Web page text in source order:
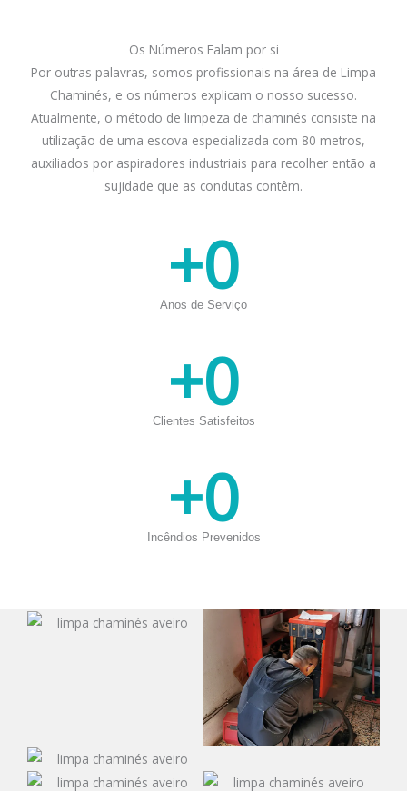
Os Números Falam por si
Por outras palavras, somos profissionais na área de Limpa
Chaminés, e os números explicam o nosso sucesso.
Atualmente, o método de limpeza de chaminés consiste na
utilização de uma escova especializada com 80 metros,
auxiliados por aspiradores industriais para recolher então a
sujidade que as condutas contêm.
Anos de Serviço
+0
Clientes Satisfeitos
+0
Incêndios Prevenidos
+0